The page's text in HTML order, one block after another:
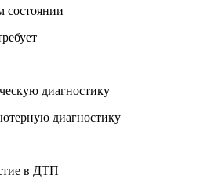
состоянии
диагностику
диагностику
в ДТП